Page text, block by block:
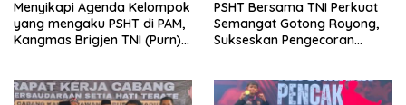
Menyikapi Agenda Kelompok
yang mengaku PSHT di PAM,
Kangmas Brigjen TNI (Purn)
PSHT Bersama TNI Perkuat
Semangat Gotong Royong,
Sukseskan Pengecoran